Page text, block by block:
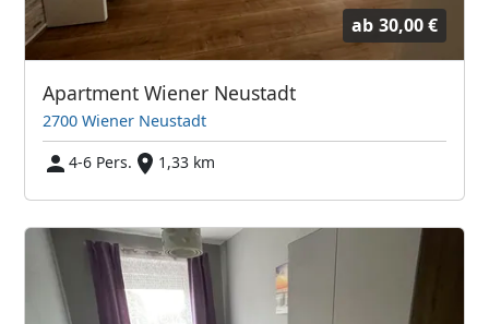
ab 30,00 €
Apartment Wiener Neustadt
2700 Wiener Neustadt
4-6 Pers.
1,33 km